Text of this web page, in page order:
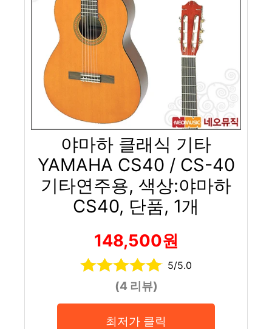
야마하 클래식 기타
YAMAHA CS40 / CS-40
기타연주용, 색상:야마하
CS40, 단품, 1개
148,500원
5/5.0
(4 리뷰)
최저가 클릭